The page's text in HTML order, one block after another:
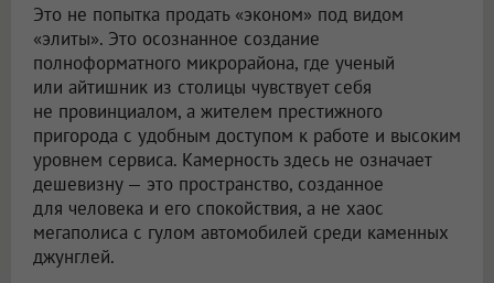
Это не попытка продать «эконом» под видом
«элиты». Это осознанное создание
полноформатного микрорайона, где ученый
или айтишник из столицы чувствует себя
не провинциалом, а жителем престижного
пригорода с удобным доступом к работе и высоким
уровнем сервиса. Камерность здесь не означает
дешевизну — это пространство, созданное
для человека и его спокойствия, а не хаос
мегаполиса с гулом автомобилей среди каменных
джунглей.